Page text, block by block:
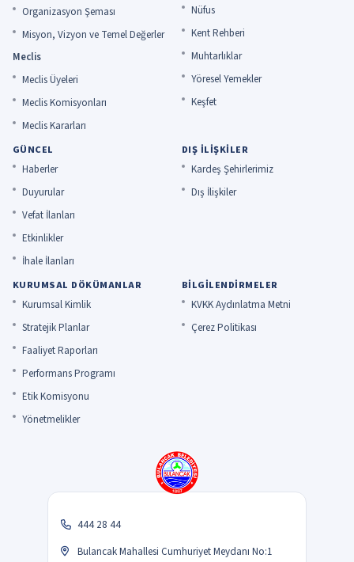
Organizasyon Şeması
Misyon, Vizyon ve Temel Değerler
Meclis
Meclis Üyeleri
Meclis Komisyonları
Meclis Kararları
Nüfus
Kent Rehberi
Muhtarlıklar
Yöresel Yemekler
Keşfet
GÜNCEL
Haberler
Duyurular
Vefat İlanları
Etkinlikler
İhale İlanları
DIŞ İLIŞKILER
Kardeş Şehirlerimiz
Dış İlişkiler
KURUMSAL DÖKÜMANLAR
Kurumsal Kimlik
Stratejik Planlar
Faaliyet Raporları
Performans Programı
Etik Komisyonu
Yönetmelikler
BILGILENDIRMELER
KVKK Aydınlatma Metni
Çerez Politikası
444 28 44
Bulancak Mahallesi Cumhuriyet Meydanı No:1